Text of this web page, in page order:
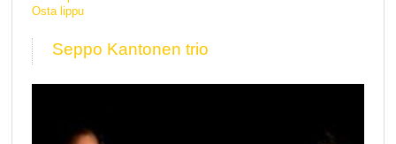
Osta lippu
Seppo Kantonen trio